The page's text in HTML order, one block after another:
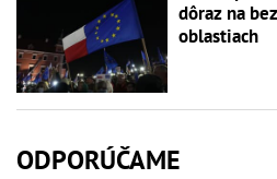
dôraz na
oblastiach
ODPORÚČAME